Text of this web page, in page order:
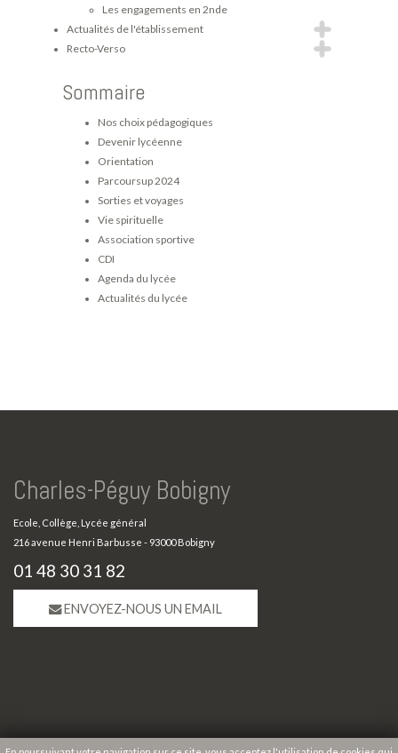
Les engagements en 2nde
Actualités de l'établissement
Recto-Verso
Sommaire
Nos choix pédagogiques
Devenir lycéenne
Orientation
Parcoursup 2024
Sorties et voyages
Vie spirituelle
Association sportive
CDI
Agenda du lycée
Actualités du lycée
Charles-Péguy Bobigny
Ecole, Collège, Lycée général
216 avenue Henri Barbusse - 93000 Bobigny
01 48 30 31 82
ENVOYEZ-NOUS UN EMAIL